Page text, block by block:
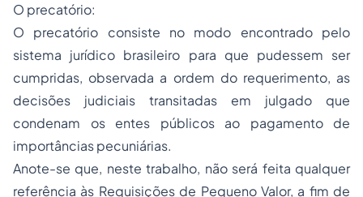
O precatório:
O precatório consiste no modo encontrado pelo
sistema jurídico brasileiro para que pudessem ser
cumpridas, observada a ordem do requerimento, as
decisões judiciais transitadas em julgado que
condenam os entes públicos ao pagamento de
importâncias pecuniárias.
Anote-se que, neste trabalho, não será feita qualquer
referência às Requisições de Pequeno Valor, a fim de